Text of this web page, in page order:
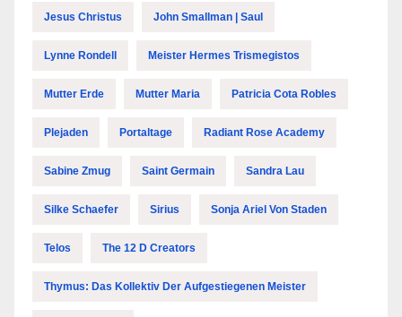
Jesus Christus John Smallman | Saul
Lynne Rondell Meister Hermes Trismegistos
Mutter Erde Mutter Maria Patricia Cota Robles
Plejaden Portaltage Radiant Rose Academy
Sabine Zmug Saint Germain Sandra Lau
Silke Schaefer Sirius Sonja Ariel Von Staden
Telos The 12 D Creators
Thymus: Das Kollektiv Der Aufgestiegenen Meister